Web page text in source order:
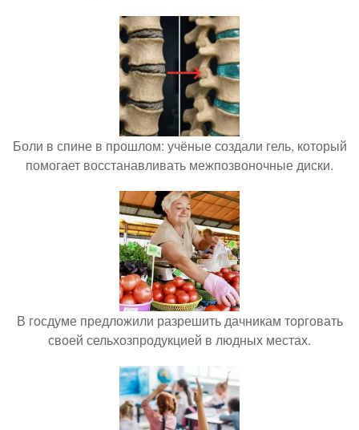
Боли в спине в прошлом: учёные создали гель, который
помогает восстанавливать межпозвоночные диски.
В госдуме предложили разрешить дачникам торговать
своей сельхозпродукцией в людных местах.